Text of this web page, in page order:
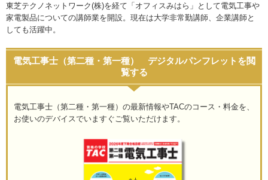
東芝テクノネットワーク(株)を経て「オフィスみはら」として電気工事や
家電製品についての講師業を開設。現在は大学非常勤講師、企業講師と
しても活躍中。
電気工事士（第二種・第一種） デジタルパンフレットを閲
覧する
電気工事士（第二種・第一種）の最新情報やTACのコース・料金を、
お使いのデバイスでいますぐご覧いただけます。